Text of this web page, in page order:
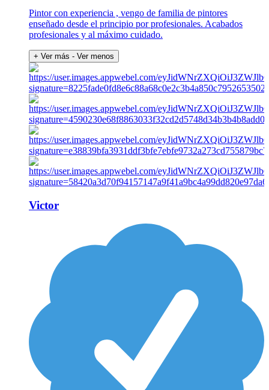
Pintor con experiencia , vengo de familia de pintores
enseñado desde el principio por profesionales. Acabados
profesionales y al máximo cuidado.
+ Ver más - Ver menos
Victor